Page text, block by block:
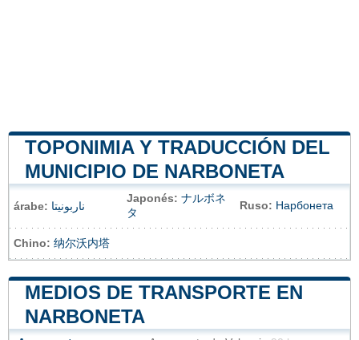
TOPONIMIA Y TRADUCCIÓN DEL
MUNICIPIO DE NARBONETA
árabe: ناربونيتا
Japonés: ナルボネ
タ
Ruso: Нарбонета
Chino: 纳尔沃内塔
MEDIOS DE TRANSPORTE EN
NARBONETA